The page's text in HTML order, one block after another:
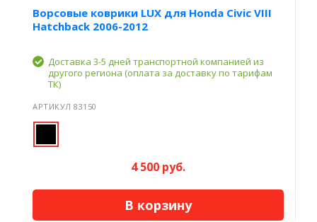
Ворсовые коврики LUX для Honda Civic VIII
Hatchback 2006-2012
Доставка 3-5 дней транспортной компанией из
другого региона (оплата за доставку по тарифам
ТК)
АРТИКУЛ 83150
4 500 руб.
В корзину